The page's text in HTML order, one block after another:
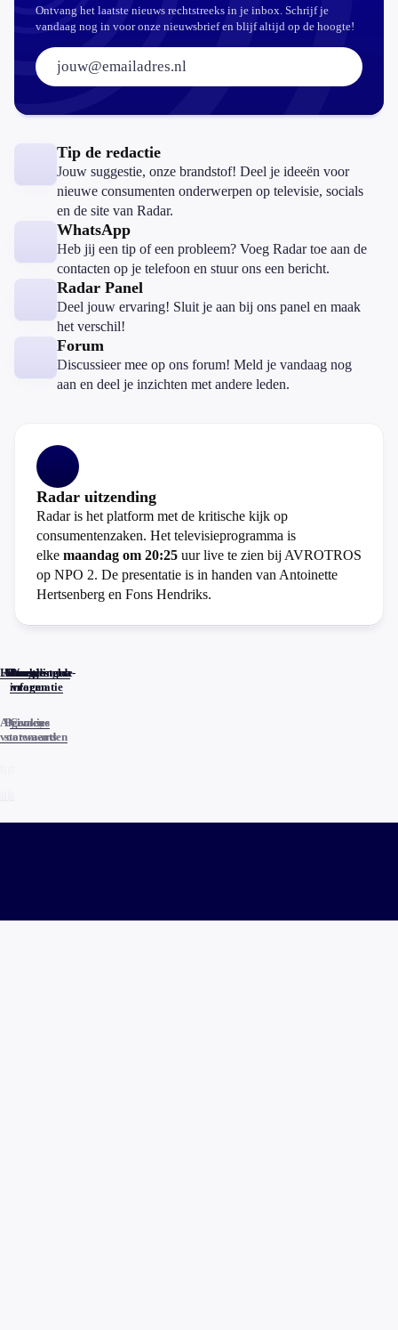
Ontvang het laatste nieuws rechtstreeks in je inbox. Schrijf je
vandaag nog in voor onze nieuwsbrief en blijf altijd op de hoogte!
E-mailadres:
Tip de redactie
Jouw suggestie, onze brandstof! Deel je ideeën voor
nieuwe consumenten onderwerpen op televisie, socials
en de site van Radar.
WhatsApp
Heb jij een tip of een probleem? Voeg Radar toe aan de
contacten op je telefoon en stuur ons een bericht.
Radar Panel
Deel jouw ervaring! Sluit je aan bij ons panel en maak
het verschil!
Forum
Discussieer mee op ons forum! Meld je vandaag nog
aan en deel je inzichten met andere leden.
Radar uitzending
Radar is het platform met de kritische kijk op
consumentenzaken. Het televisieprogramma is
elke maandag om 20:25 uur live te zien bij AVROTROS
op NPO 2. De presentatie is in handen van Antoinette
Hertsenberg en Fons Hendriks.
Home
Actueel
Uitzendingen
Reacties
Programma-
informatie
Veelgestelde
vragen
Algemene
voorwaarden
Privacy
statements
Cookies